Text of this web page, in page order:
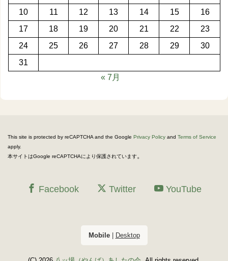
10
11 12 13 14 15
16
17
18 19 20 21 22
23
24
25 26 27 28 29
30
31
« 7月
This site is protected by reCAPTCHA and the Google Privacy Policy and Terms of Service
apply.
本サイトはGoogle reCAPTCHAにより保護されています。
Facebook Twitter YouTube
Mobile| Desktop